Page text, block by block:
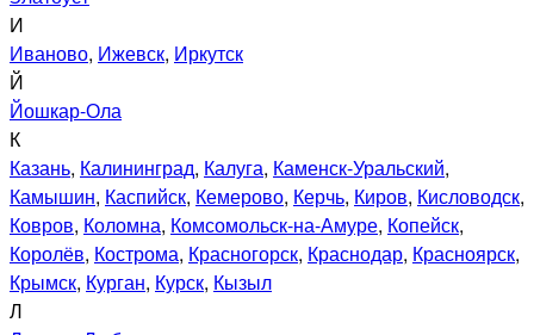
И
Иваново, Ижевск, Иркутск
Й
Йошкар-Ола
К
Казань, Калининград, Калуга, Каменск-Уральский,
Камышин, Каспийск, Кемерово, Керчь, Киров, Кисловодск,
Ковров, Коломна, Комсомольск-на-Амуре, Копейск,
Королёв, Кострома, Красногорск, Краснодар, Красноярск,
Крымск, Курган, Курск, Кызыл
Л